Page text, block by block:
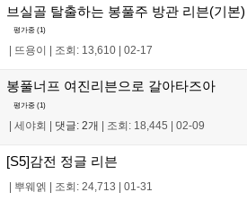
브실골 탈출하는 봉풀주 방관 리븐(기본)
평가중 (1)
뜨용이 조회: 13,610 02-17
봉풀너프 여진리븐으로 갈아타즈아
평가중 (1)
| 세야회 | 댓글: 2개 | 조회: 18,445 | 02-09
[S5]감전 정글 리븐
| 뿌웨엙 | 조회: 24,713 | 01-31